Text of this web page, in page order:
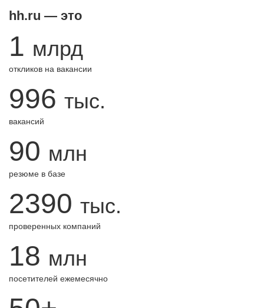
hh.ru — это
1 млрд
откликов на вакансии
996 тыс.
вакансий
90 млн
резюме в базе
2390 тыс.
проверенных компаний
18 млн
посетителей ежемесячно